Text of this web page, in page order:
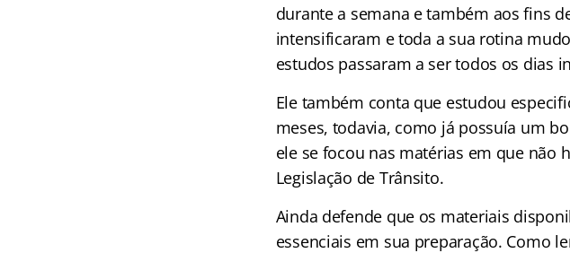
durante a semana e também aos fins
intensificaram e toda a sua rotina
estudos passaram a ser todos os dias
Ele também conta que estudou
meses, todavia, como já possuía um
ele se focou nas matérias em que não
Legislação de Trânsito.
Ainda defende que os materiais
essenciais em sua preparação. Como